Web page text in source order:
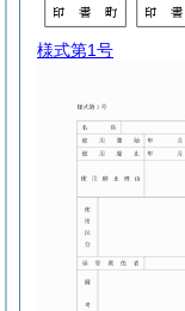
様式第1号